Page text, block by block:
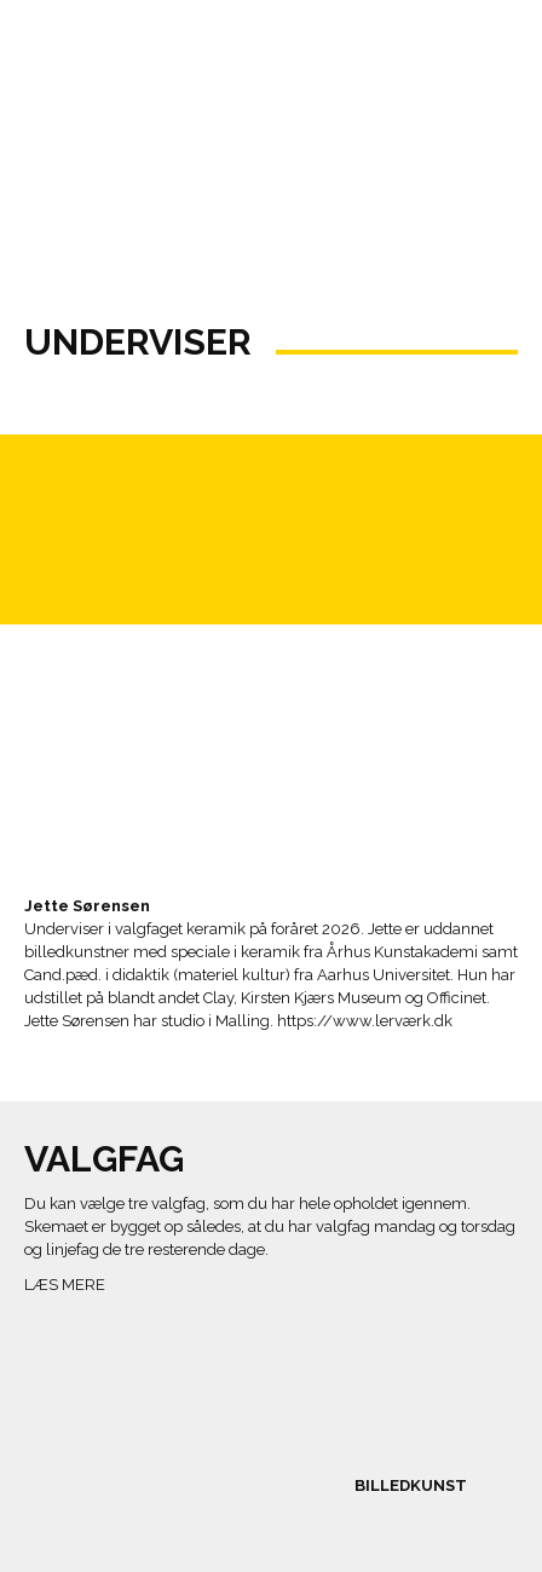
UNDERVISER
Jette Sørensen
Underviser i valgfaget keramik på foråret 2026. Jette er uddannet
billedkunstner med speciale i keramik fra Århus Kunstakademi samt
Cand.pæd. i didaktik (materiel kultur) fra Aarhus Universitet. Hun har
udstillet på blandt andet Clay, Kirsten Kjærs Museum og Officinet.
Jette Sørensen har studio i Malling. https://www.lerværk.dk
VALGFAG
Du kan vælge tre valgfag, som du har hele opholdet igennem.
Skemaet er bygget op således, at du har valgfag mandag og torsdag
og linjefag de tre resterende dage.
LÆS MERE
BILLEDKUNST